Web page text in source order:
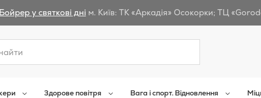
у святкові дні м. Київ: ТК «Аркадія» Осокорки; ТЦ
Пошук
Здорове повітря Вага і спорт. Відновлення